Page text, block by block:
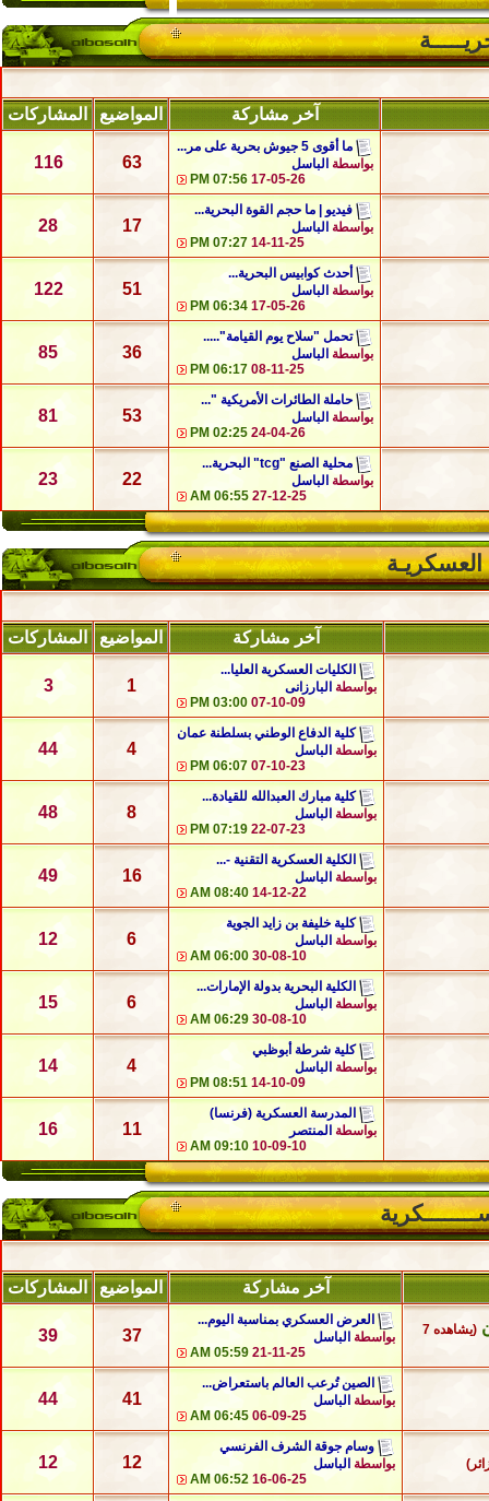
آخر مشاركة المواضيع المشاركات
ما أقوى 5 جيوش بحرية على مر...
بواسطة الباسل
17-05-26
07:56 PM
63
116
فيديو | ما حجم القوة البحرية...
بواسطة الباسل
14-11-25
07:27 PM
17
28
أحدث كوابيس البحرية...
بواسطة الباسل
17-05-26
06:34 PM
51
122
تحمل "سلاح يوم القيامة".....
بواسطة الباسل
08-11-25
06:17 PM
36
85
حاملة الطائرات الأمريكية "...
بواسطة الباسل
24-04-26
02:25 PM
53
81
محلية الصنع "tcg" البحرية...
بواسطة الباسل
27-12-25
06:55 AM
22
23
العسكريـة
آخر مشاركة المواضيع المشاركات
الكليات العسكرية العليا...
بواسطة البارزانى
07-10-09
03:00 PM
1
3
كلية الدفاع الوطني بسلطنة عمان
بواسطة الباسل
07-10-23
06:07 PM
4
44
كلية مبارك العبدالله للقيادة...
بواسطة الباسل
22-07-23
07:19 PM
8
48
الكلية العسكرية التقنية -...
بواسطة الباسل
14-12-22
08:40 AM
16
49
كلية خليفة بن زايد الجوية
بواسطة الباسل
30-08-10
06:00 AM
6
12
الكلية البحرية بدولة الإمارات...
بواسطة الباسل
30-08-10
06:29 AM
6
15
كلية شرطة أبوظبي
بواسطة الباسل
14-10-09
08:51 PM
4
14
المدرسة العسكرية (فرنسا)
بواسطة المنتصر
10-09-10
09:10 AM
11
16
آخر مشاركة المواضيع المشاركات
(يشاهده 7
العرض العسكري بمناسبة اليوم...
بواسطة الباسل
21-11-25
05:59 AM
37
39
الصين تُرعب العالم باستعراض...
بواسطة الباسل
06-09-25
06:45 AM
41
44
وسام جوقة الشرف الفرنسي
بواسطة الباسل
16-06-25
06:52 AM
12
12